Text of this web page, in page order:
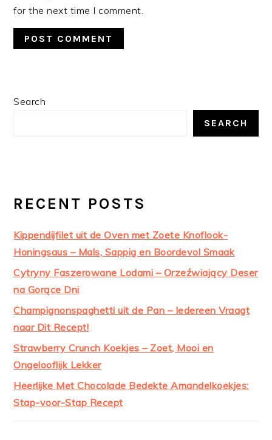
for the next time I comment.
PRIMARY
Search
SEARCH
RECENT POSTS
Kippendijfilet uit de Oven met Zoete Knoflook-
Honingsaus – Mals, Sappig en Boordevol Smaak
Cytryny Faszerowane Lodami – Orzeźwiający Deser
na Gorące Dni
Champignonspaghetti uit de Pan – Iedereen Vraagt
naar Dit Recept!
Strawberry Crunch Koekjes – Zoet, Mooi en
Ongelooflijk Lekker
Heerlijke Met Chocolade Bedekte Amandelkoekjes:
Stap-voor-Stap Recept